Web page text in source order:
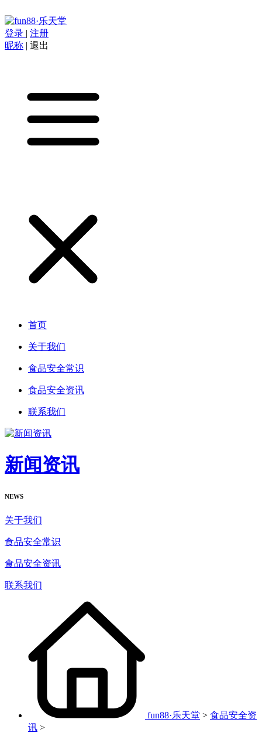
登录 | 注册
昵称 | 退出
首页
关于我们
食品安全常识
食品安全资讯
联系我们
新闻资讯
NEWS
关于我们
食品安全常识
食品安全资讯
联系我们
fun88·乐天堂 > 食品安全资
讯 >